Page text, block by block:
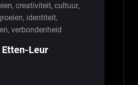
, creativiteit, cultuur,
, identiteit,
, verbondenheid
Leur